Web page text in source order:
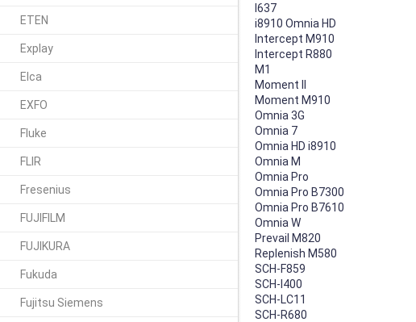
ETEN
Explay
Elca
EXFO
Fluke
FLIR
Fresenius
FUJIFILM
FUJIKURA
Fukuda
Fujitsu Siemens
I637
i8910 Omnia HD
Intercept M910
Intercept R880
M1
Moment II
Moment M910
Omnia 3G
Omnia 7
Omnia HD i8910
Omnia M
Omnia Pro
Omnia Pro B7300
Omnia Pro B7610
Omnia W
Prevail M820
Replenish M580
SCH-F859
SCH-I400
SCH-LC11
SCH-R680